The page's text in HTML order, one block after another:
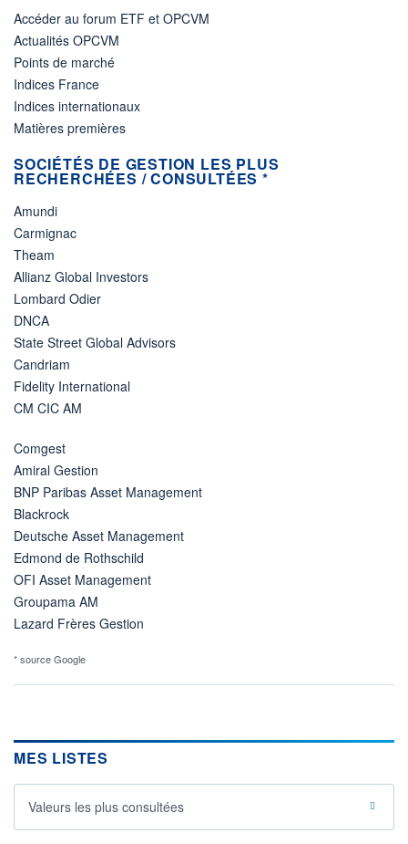
Accéder au forum ETF et OPCVM
Actualités OPCVM
Points de marché
Indices France
Indices internationaux
Matières premières
SOCIÉTÉS DE GESTION LES PLUS
RECHERCHÉES / CONSULTÉES *
Amundi
Carmignac
Theam
Allianz Global Investors
Lombard Odier
DNCA
State Street Global Advisors
Candriam
Fidelity International
CM CIC AM
Comgest
Amiral Gestion
BNP Paribas Asset Management
Blackrock
Deutsche Asset Management
Edmond de Rothschild
OFI Asset Management
Groupama AM
Lazard Frères Gestion
* source Google
MES LISTES
Valeurs les plus consultées